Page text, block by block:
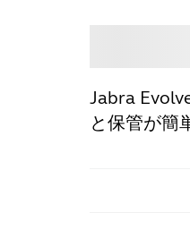
Jabra
と保管が簡